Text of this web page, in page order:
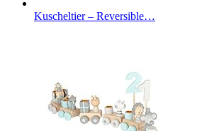
Kuscheltier – Reversible…